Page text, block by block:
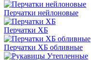
Перчатки нейлоновые
Перчатки ХБ
Перчатки ХБ обливные